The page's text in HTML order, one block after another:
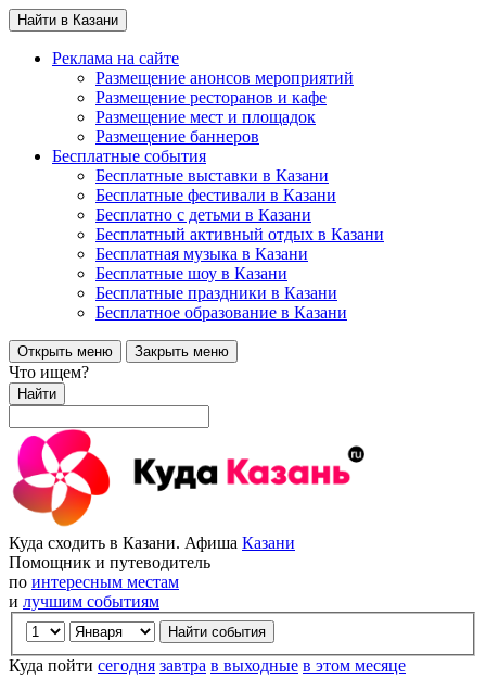
Найти в Казани
Реклама на сайте
Размещение анонсов мероприятий
Размещение ресторанов и кафе
Размещение мест и площадок
Размещение баннеров
Бесплатные события
Бесплатные выставки в Казани
Бесплатные фестивали в Казани
Бесплатно с детьми в Казани
Бесплатный активный отдых в Казани
Бесплатная музыка в Казани
Бесплатные шоу в Казани
Бесплатные праздники в Казани
Бесплатное образование в Казани
Открыть меню Закрыть меню
Что ищем?
Найти
Куда сходить в Казани. Афиша Казани
Помощник и путеводитель
по интересным местам
и лучшим событиям
Куда пойти сегодня завтра в выходные в этом месяце